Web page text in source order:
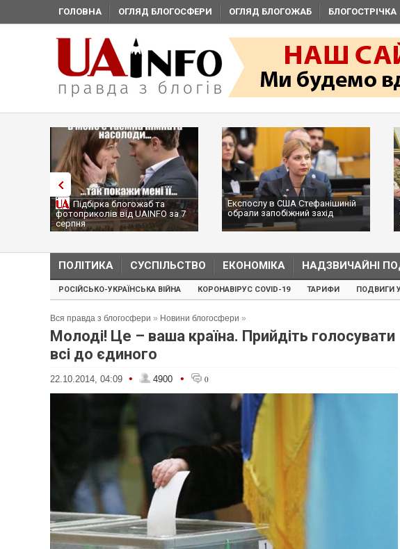
ГОЛОВНА ОГЛЯД БЛОГОСФЕРИ ОГЛЯД БЛОГОЖАБ БЛОГОСТРІЧКА
Підбірка блогожаб та
фотоприколів від UAINFO за 7
серпня
Експослу в США Стефанішиній
обрали запобіжний захід
ПОЛІТИКА СУСПІЛЬСТВО ЕКОНОМІКА НАДЗВИЧАЙНІ
РОСІЙСЬКО-УКРАЇНСЬКА ВІЙНА КОРОНАВІРУС COVID-19 ТАРИФИ ПОДВИГИ
Вся правда з блогосфери » Новини блогосфери »
Молоді! Це – ваша країна. Прийдіть голосувати
всі до єдиного
22.10.2014, 04:09 • 4900 • 0